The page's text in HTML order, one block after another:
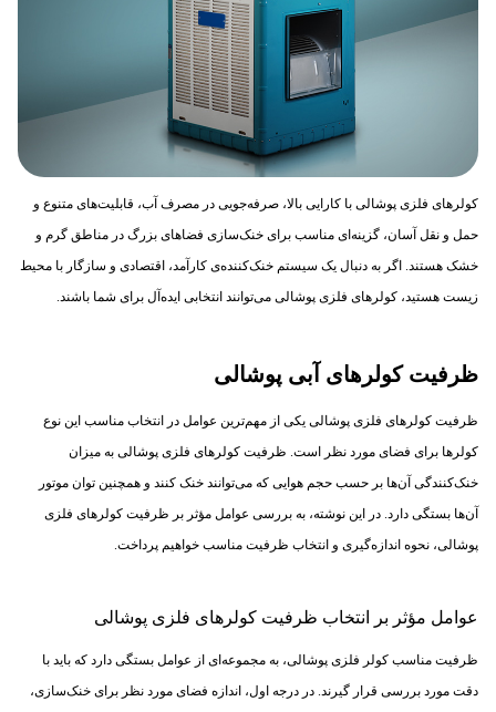
کولرهای فلزی پوشالی با کارایی بالا، صرفه‌جویی در مصرف آب، قابلیت‌های متنوع و
حمل و نقل آسان، گزینه‌ای مناسب برای خنک‌سازی فضاهای بزرگ در مناطق گرم و
خشک هستند. اگر به دنبال یک سیستم خنک‌کننده‌ی کارآمد، اقتصادی و سازگار با محیط
زیست هستید، کولرهای فلزی پوشالی می‌توانند انتخابی ایده‌آل برای شما باشند.
ظرفیت کولرهای آبی پوشالی
ظرفیت کولرهای فلزی پوشالی یکی از مهم‌ترین عوامل در انتخاب مناسب این نوع
کولرها برای فضای مورد نظر است. ظرفیت کولرهای فلزی پوشالی به میزان
خنک‌کنندگی آن‌ها بر حسب حجم هوایی که می‌توانند خنک کنند و همچنین توان موتور
آن‌ها بستگی دارد. در این نوشته، به بررسی عوامل مؤثر بر ظرفیت کولرهای فلزی
پوشالی، نحوه اندازه‌گیری و انتخاب ظرفیت مناسب خواهیم پرداخت.
عوامل مؤثر بر انتخاب ظرفیت کولرهای فلزی پوشالی
ظرفیت مناسب کولر فلزی پوشالی، به مجموعه‌ای از عوامل بستگی دارد که باید با
دقت مورد بررسی قرار گیرند. در درجه اول، اندازه فضای مورد نظر برای خنک‌سازی،